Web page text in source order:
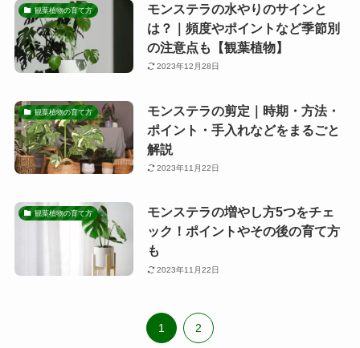
観葉植物の育て方
モンステラの水やりのサインと
は？｜頻度やポイントなど季節別
の注意点も【観葉植物】
2023年12月28日
観葉植物の育て方
モンステラの剪定｜時期・方法・
ポイント・手入れなどをまるごと
解説
2023年11月22日
観葉植物の育て方
モンステラの増やし方5つをチェ
ック！ポイントやその後の育て方
も
2023年11月22日
1 2